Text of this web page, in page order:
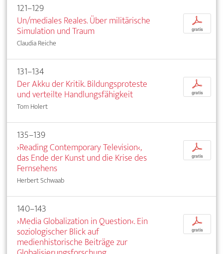
121–129
Un/mediales Reales. Über militärische
Simulation und Traum
Claudia Reiche
p
gratis
131–134
Der Akku der Kritik. Bildungsproteste
und verteilte Handlungsfähigkeit
Tom Holert
p
gratis
135–139
›Reading Contemporary Television‹,
das Ende der Kunst und die Krise des
Fernsehens
Herbert Schwaab
p
gratis
140–143
›Media Globalization in Question‹. Ein
soziologischer Blick auf
medienhistorische Beiträge zur
p
gratis